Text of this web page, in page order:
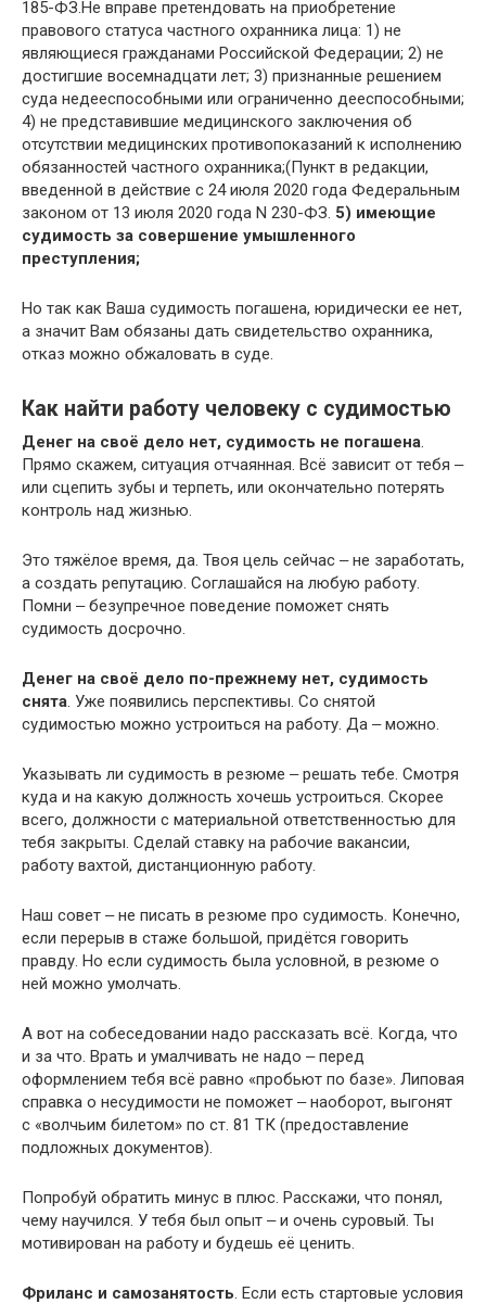
185-ФЗ.Не вправе претендовать на приобретение
правового статуса частного охранника лица: 1) не
являющиеся гражданами Российской Федерации; 2) не
достигшие восемнадцати лет; 3) признанные решением
суда недееспособными или ограниченно дееспособными;
4) не представившие медицинского заключения об
отсутствии медицинских противопоказаний к исполнению
обязанностей частного охранника;(Пункт в редакции,
введенной в действие с 24 июля 2020 года Федеральным
законом от 13 июля 2020 года N 230-ФЗ. 5) имеющие
судимость за совершение умышленного
преступления;
Но так как Ваша судимость погашена, юридически ее нет,
а значит Вам обязаны дать свидетельство охранника,
отказ можно обжаловать в суде.
Как найти работу человеку с судимостью
Денег на своё дело нет, судимость не погашена.
Прямо скажем, ситуация отчаянная. Всё зависит от тебя ‒
или сцепить зубы и терпеть, или окончательно потерять
контроль над жизнью.
Это тяжёлое время, да. Твоя цель сейчас ‒ не заработать,
а создать репутацию. Соглашайся на любую работу.
Помни ‒ безупречное поведение поможет снять
судимость досрочно.
Денег на своё дело по-прежнему нет, судимость
снята. Уже появились перспективы. Со снятой
судимостью можно устроиться на работу. Да ‒ можно.
Указывать ли судимость в резюме ‒ решать тебе. Смотря
куда и на какую должность хочешь устроиться. Скорее
всего, должности с материальной ответственностью для
тебя закрыты. Сделай ставку на рабочие вакансии,
работу вахтой, дистанционную работу.
Наш совет ‒ не писать в резюме про судимость. Конечно,
если перерыв в стаже большой, придётся говорить
правду. Но если судимость была условной, в резюме о
ней можно умолчать.
А вот на собеседовании надо рассказать всё. Когда, что
и за что. Врать и умалчивать не надо ‒ перед
оформлением тебя всё равно «пробьют по базе». Липовая
справка о несудимости не поможет ‒ наоборот, выгонят
с «волчьим билетом» по ст. 81 ТК (предоставление
подложных документов).
Попробуй обратить минус в плюс. Расскажи, что понял,
чему научился. У тебя был опыт ‒ и очень суровый. Ты
мотивирован на работу и будешь её ценить.
Фриланс и самозанятость. Если есть стартовые условия